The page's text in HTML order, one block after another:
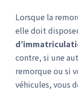
Lorsque la
elle doit
contre, si une
remorque ou si
véhicules, vous